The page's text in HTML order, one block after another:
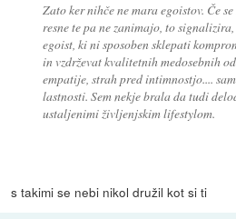
Zato ker nihče ne mara egoistov. Če
resne te pa ne zanimajo, to
egoist, ki ni sposoben sklepati
in vzdrževat kvalitetnih medosebnih
empatije, strah pred intimnostjo....
lastnosti. Sem nekje brala da tudi
ustaljenimi življenjskim lifestylom.
s takimi se nebi nikol družil kot si ti